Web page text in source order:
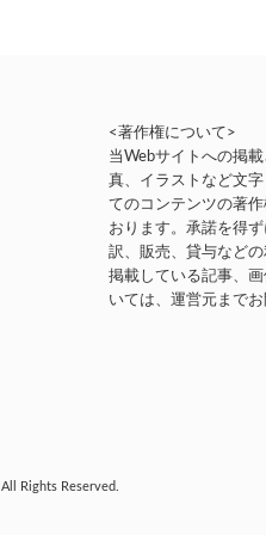
<著作権について>
当Webサイトへの掲
真、イラストなど文
てのコンテンツの著
おります。承諾を得
訳、販売、貸与など
掲載している記事、
いては、運営元まで
All Rights Reserved.